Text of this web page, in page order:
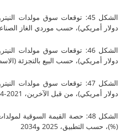
الشكل 45: توقعات سوق مولدات النيتروجين
حسب موردي الغاز الصناعي، 2021-2034
الشكل 46: توقعات سوق مولدات النيتروجين
حسب البيع بالتجزئة (الاسطوانات)، 2021-2034
الشكل 47: توقعات سوق مولدات النيتروجين
من قبل الآخرين، 2021-2034
الشكل 48: حصة القيمة السوقية لمولدات
2025 و2034